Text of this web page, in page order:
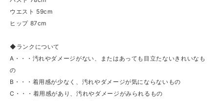
ウエスト 59cm
ヒップ 87cm
◆ランクについて
A・・・汚れやダメージがない、またはあっても目立たないきれいなも
の
B・・・着用感が少なく、汚れやダメージが気にならないもの
C・・・着用感があり、汚れやダメージがみられるもの